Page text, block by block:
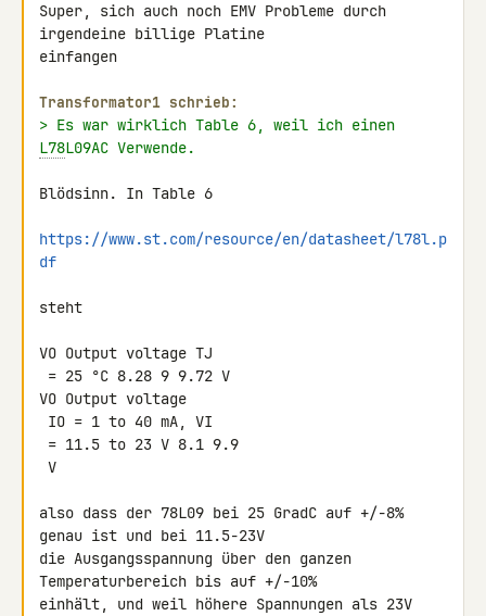
Super, sich auch noch EMV Probleme durch
irgendeine billige Platine
einfangen
Transformator1 schrieb:
L78L09AC Verwende.
Blödsinn. In Table 6
https://www.st.com/resource/en/datasheet/l78l.p
df
steht
VO Output voltage TJ
VO Output voltage
also dass der 78L09 bei 25 GradC auf +/-8%
genau ist und bei 11.5-23V
die Ausgangsspannung über den ganzen
Temperaturbereich bis auf +/-10%
einhält, und weil höhere Spannungen als 23V